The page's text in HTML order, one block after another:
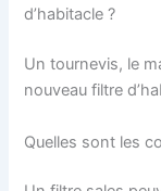
d’habitacle ?
Un tournevis, le
nouveau filtre
Quelles sont les